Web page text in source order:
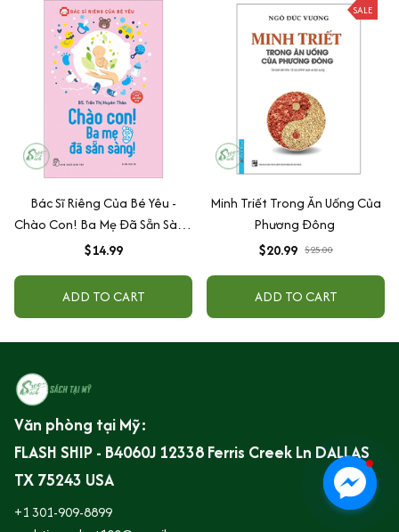
Bác Sĩ Riêng Của Bé Yêu -
Chào Con! Ba Mẹ Đã Sẵn Sàng
(Tái Bản)
$14.99
ADD TO CART
SALE
Minh Triết Trong Ăn Uống Của
Phương Đông
$20.99 $25.00
ADD TO CART
Văn phòng tại Mỹ:
FLASH SHIP - B4060J 12338 Ferris Creek Ln DALLAS
TX 75243 USA
+1 301-909-8899